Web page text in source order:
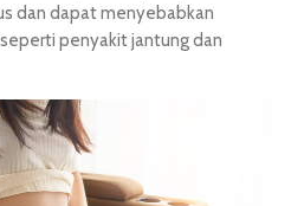
dan dapat menyebabkan
penyakit jantung dan